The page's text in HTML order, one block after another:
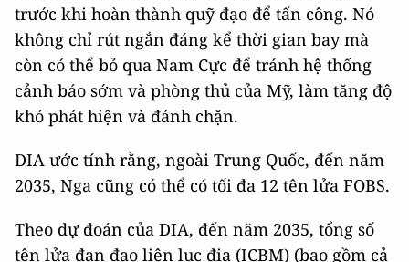
trước khi hoàn thành quỹ đạo để tấn công. Nó
không chỉ rút ngắn đáng kể thời gian bay mà
còn có thể bỏ qua Nam Cực để tránh hệ thống
cảnh báo sớm và phòng thủ của Mỹ, làm tăng độ
khó phát hiện và đánh chặn.
DIA ước tính rằng, ngoài Trung Quốc, đến năm
2035, Nga cũng có thể có tối đa 12 tên lửa FOBS.
Theo dự đoán của DIA, đến năm 2035, tổng số
tên lửa đạn đạo liên lục địa (ICBM) (bao gồm cả